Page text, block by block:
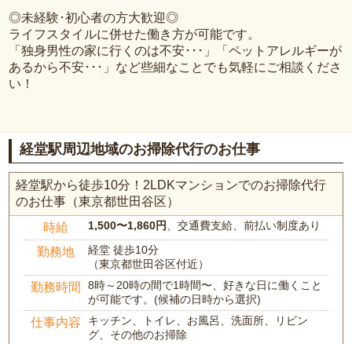
◎未経験･初心者の方大歓迎◎
ライフスタイルに併せた働き方が可能です。
「独身男性の家に行くのは不安･･･」「ペットアレルギーが
あるから不安･･･」など些細なことでも気軽にご相談くださ
い！
経堂駅周辺地域のお掃除代行のお仕事
経堂駅から徒歩10分！2LDKマンションでのお掃除代行
のお仕事（東京都世田谷区）
時給 1,500〜1,860円、交通費支給、前払い制度あり
勤務地
経堂 徒歩10分
（東京都世田谷区付近）
勤務時間
8時～20時の間で1時間〜、好きな日に働くこと
が可能です。(候補の日時から選択)
仕事内容
キッチン、トイレ、お風呂、洗面所、リビン
グ、その他のお掃除